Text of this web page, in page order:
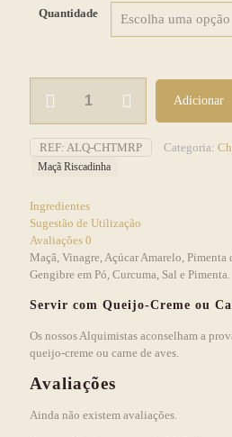
Quantidade
Chutney
de
Maçã
Riscadinha
Palmela
Adicionar
REF: ALQ-CHTMRP Categoria:
Maçã Riscadinha
Ingredientes
Sugestão de Utilização
Avaliações 0
Maçã, Vinagre, Açúcar Amarelo, Pimenta
Gengibre em Pó, Curcuma, Sal e Pimenta.
Servir com Queijo-Creme ou
Os nossos Alquimistas aconselham a
queijo-creme ou carne de aves.
Avaliações
Ainda não existem avaliações.